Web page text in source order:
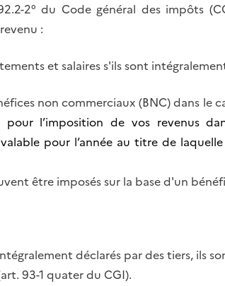
2° du Code général des impôts
:
et salaires s'ils sont
non commerciaux (BNC) dans le
pour l’imposition de vos revenus
pour l’année au titre de
être imposés sur la base d'un
déclarés par des tiers, ils
93-1 quater du CGI).